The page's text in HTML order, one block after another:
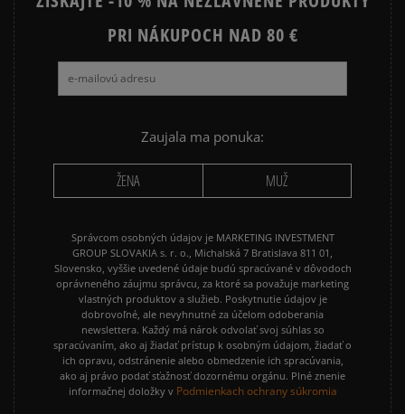
NIKE HOODIES NIKE SPORTSWEAR
JARNÉ OBLEČENIE JESENNÉ OBLEČENIE
ZIMNÉ OBLEČENIE
PRI NÁKUPOCH NAD 80 €
Zaujala ma ponuka:
ŽENA MUŽ
Správcom osobných údajov je MARKETING INVESTMENT
GROUP SLOVAKIA s. r. o., Michalská 7 Bratislava 811 01,
Slovensko, vyššie uvedené údaje budú spracúvané v dôvodoch
oprávneného záujmu správcu, za ktoré sa považuje marketing
vlastných produktov a služieb. Poskytnutie údajov je
dobrovoľné, ale nevyhnutné za účelom odoberania
newslettera. Každý má nárok odvolať svoj súhlas so
spracúvaním, ako aj žiadať prístup k osobným údajom, žiadať o
ich opravu, odstránenie alebo obmedzenie ich spracúvania,
ako aj právo podať sťažnosť dozornému orgánu. Plné znenie
informačnej doložky v Podmienkach ochrany súkromia